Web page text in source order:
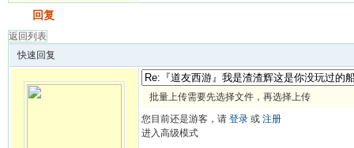
回复
返回列表
快速回复
批量上传需要先选择文件，再选择上传
您目前还是游客，请 登录 或 注册
进入高级模式